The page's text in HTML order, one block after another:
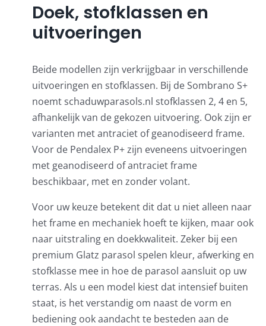
Doek, stofklassen en
uitvoeringen
Beide modellen zijn verkrijgbaar in verschillende
uitvoeringen en stofklassen. Bij de Sombrano S+
noemt schaduwparasols.nl stofklassen 2, 4 en 5,
afhankelijk van de gekozen uitvoering. Ook zijn er
varianten met antraciet of geanodiseerd frame.
Voor de Pendalex P+ zijn eveneens uitvoeringen
met geanodiseerd of antraciet frame
beschikbaar, met en zonder volant.
Voor uw keuze betekent dit dat u niet alleen naar
het frame en mechaniek hoeft te kijken, maar ook
naar uitstraling en doekkwaliteit. Zeker bij een
premium Glatz parasol spelen kleur, afwerking en
stofklasse mee in hoe de parasol aansluit op uw
terras. Als u een model kiest dat intensief buiten
staat, is het verstandig om naast de vorm en
bediening ook aandacht te besteden aan de